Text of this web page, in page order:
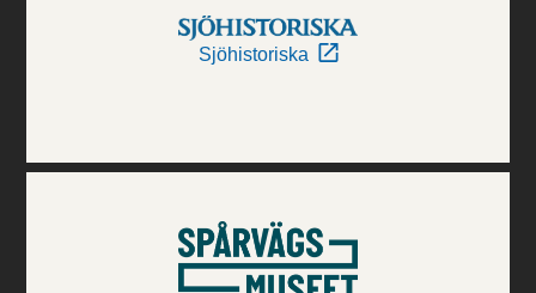
Sjöhistoriska